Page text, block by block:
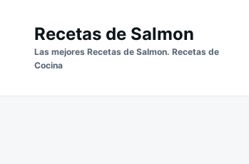
content
Recetas de Salmon
Las mejores Recetas de Salmon. Recetas de
Cocina